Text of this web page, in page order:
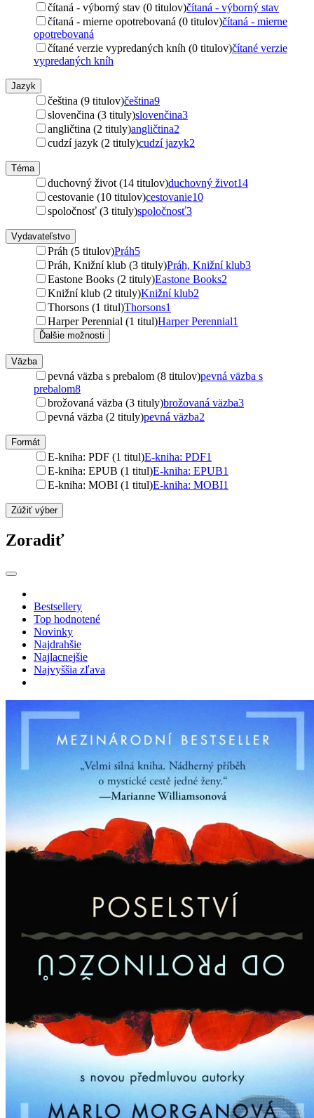
čítaná - výborný stav (0 titulov)čítaná - výborný stav
čítaná - mierne opotrebovaná (0 titulov)čítaná - mierne
opotrebovaná
čítané verzie vypredaných kníh (0 titulov)čítané verzie
vypredaných kníh
Jazyk
čeština (9 titulov)čeština9
slovenčina (3 tituly)slovenčina3
angličtina (2 tituly)angličtina2
cudzí jazyk (2 tituly)cudzí jazyk2
Téma
duchovný život (14 titulov)duchovný život14
cestovanie (10 titulov)cestovanie10
spoločnosť (3 tituly)spoločnosť3
Vydavateľstvo
Práh (5 titulov)Práh5
Práh, Knižní klub (3 tituly)Práh, Knižní klub3
Eastone Books (2 tituly)Eastone Books2
Knižní klub (2 tituly)Knižní klub2
Thorsons (1 titul)Thorsons1
Harper Perennial (1 titul)Harper Perennial1
Ďalšie možnosti
Väzba
pevná väzba s prebalom (8 titulov)pevná väzba s
prebalom8
brožovaná väzba (3 tituly)brožovaná väzba3
pevná väzba (2 tituly)pevná väzba2
Formát
E-kniha: PDF (1 titul)E-kniha: PDF1
E-kniha: EPUB (1 titul)E-kniha: EPUB1
E-kniha: MOBI (1 titul)E-kniha: MOBI1
Zúžiť výber
Zoradiť
Bestsellery
Top hodnotené
Novinky
Najdrahšie
Najlacnejšie
Najvyššia zľava